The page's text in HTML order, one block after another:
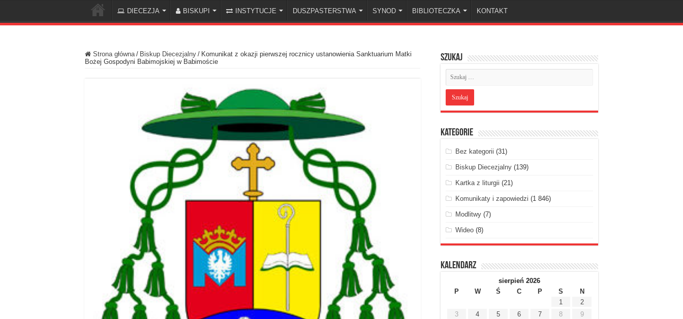
DIECEZJA BISKUPI INSTYTUCJE DUSZPASTERSTWA SYNOD BIBLIOTECZKA KONTAKT
Strona główna / Biskup Diecezjalny / Komunikat z okazji pierwszej rocznicy ustanowienia Sanktuarium Matki
Bożej Gospodyni Babimojskiej w Babimoście
Szukaj
Kategorie
Bez kategorii (31)
Biskup Diecezjalny(139)
Kartka z liturgii (21)
Komunikaty i zapowiedzi (1 846)
Modlitwy(7)
Wideo(8)
Kalendarz
sierpień 2026
P
W Ś C P S
N
1
2
3
4 5 6 7 8
9